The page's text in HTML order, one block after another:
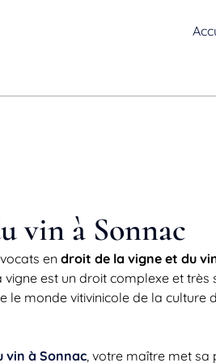
vin à Sonnac
en droit de la vigne et du
est un droit complexe et très
le monde vitivinicole de la culture
vin à Sonnac, votre maître met sa